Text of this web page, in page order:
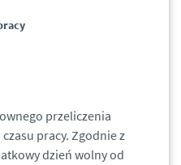
przeliczenia
pracy. Zgodnie z
dzień wolny od